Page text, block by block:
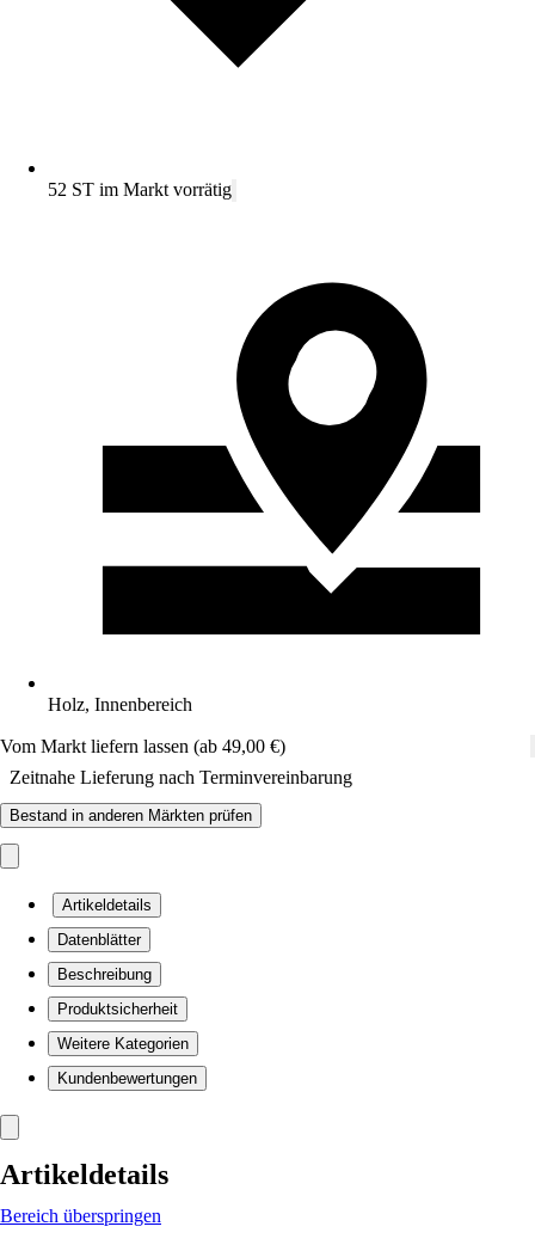
52 ST im Markt vorrätig
Holz, Innenbereich
Vom Markt liefern lassen (ab 49,00 €)
Zeitnahe Lieferung nach Terminvereinbarung
Bestand in anderen Märkten prüfen
Artikeldetails
Datenblätter
Beschreibung
Produktsicherheit
Weitere Kategorien
Kundenbewertungen
Artikeldetails
Bereich überspringen